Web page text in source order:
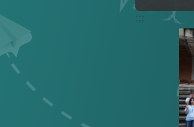
:::